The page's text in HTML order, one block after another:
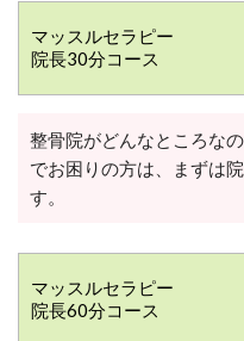
マッスルセラピー
院長30分コース
整骨院がどんなところな
でお困りの方は、まずは
す。
マッスルセラピー
院長60分コース